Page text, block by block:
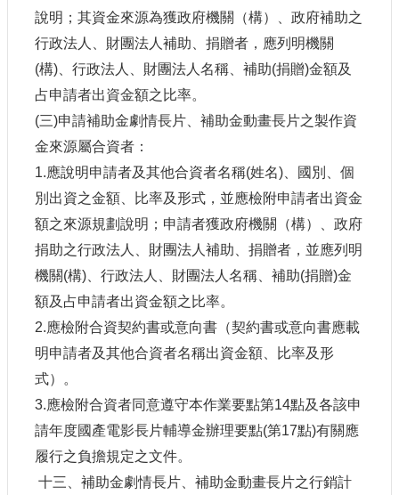
說明；其資金來源為獲政府機關（構）、政府補助之
行政法人、財團法人補助、捐贈者，應列明機關
(構) 、行政法人、財團法人名稱、補助(捐贈)金額及
占申請者出資金額之比率。
(三)申請補助金劇情長片、補助金動畫長片之製作資
金來源屬合資者：
1.應說明申請者及其他合資者名稱(姓名) 、國別、個
別出資之金額、比率及形式，並應檢附申請者出資金
額之來源規劃說明；申請者獲政府機關（構）、政府
捐助之行政法人、財團法人補助、捐贈者，並應列明
機關(構) 、行政法人、財團法人名稱、補助(捐贈)金
額及占申請者出資金額之比率。
2.應檢附合資契約書或意向書（契約書或意向書應載
明申請者及其他合資者名稱出資金額、比率及形
式）。
3.應檢附合資者同意遵守本作業要點第14點及各該申
請年度國產電影長片輔導金辦理要點(第17點)有關應
履行之負擔規定之文件。
十三、補助金劇情長片、補助金動畫長片之行銷計